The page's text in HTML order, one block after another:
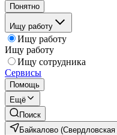
Понятно
Ищу работу
Ищу работу
Ищу работу
Ищу сотрудника
Сервисы
Помощь
Ещё
Поиск
Байкалово (Свердловская